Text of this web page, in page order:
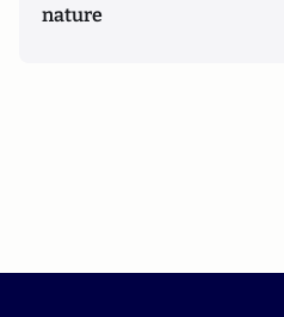
nature